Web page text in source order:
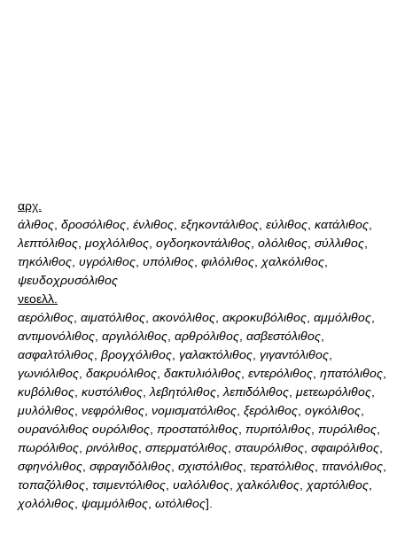
αρχ.
άλιθος δροσόλιθος ένλιθος εξηκοντάλιθος εύλιθος κατάλιθος
λεπτόλιθος μοχλόλιθος ογδοηκοντάλιθος ολόλιθος σύλλιθος
τηκόλιθος υγρόλιθος υπόλιθος φιλόλιθος χαλκόλιθος
ψευδοχρυσόλιθος
νεοελλ.
αερόλιθος αιματόλιθος ακονόλιθος ακροκυβόλιθος αμμόλιθος
αντιμονόλιθος αργιλόλιθος αρθρόλιθος ασβεστόλιθος
ασφαλτόλιθος βρογχόλιθος γαλακτόλιθος γιγαντόλιθος
γωνιόλιθος δακρυόλιθος δακτυλιόλιθος εντερόλιθος ηπατόλιθος
κυβόλιθος κυστόλιθος λεβητόλιθος λεπιδόλιθος μετεωρόλιθος
μυλόλιθος νεφρόλιθος νομισματόλιθος ξερόλιθος ογκόλιθος
ουρανόλιθος ουρόλιθος προστατόλιθος πυριτόλιθος πυρόλιθος
πωρόλιθος ρινόλιθος σπερματόλιθος σταυρόλιθος σφαιρόλιθος
σφηνόλιθος σφραγιδόλιθος σχιστόλιθος τερατόλιθος τιτανόλιθος
τοπαζόλιθος τσιμεντόλιθος υαλόλιθος χαλκόλιθος χαρτόλιθος
χολόλιθος ψαμμόλιθος ωτόλιθος].